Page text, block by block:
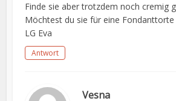
Finde sie aber trotzdem noch cremig
Möchtest du sie für eine Fondanttorte
LG Eva
Antwort
Vesna